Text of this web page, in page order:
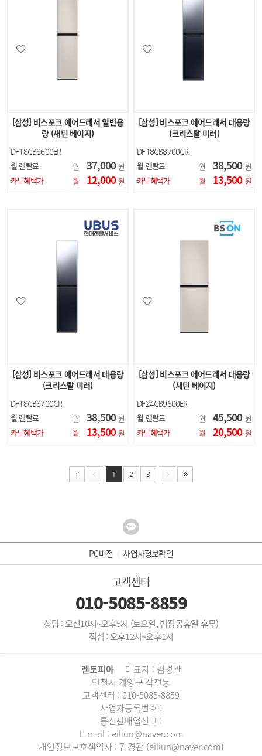
[삼성] 비스포크 에어드레서 일반용
량 (새틴 베이지)
DF18CB8600ER
월 렌탈료 월 37,000 원
카드혜택가
월 12,000 원
[삼성] 비스포크 에어드레서 대용량
(크리스탈 미러)
DF18CB8700CR
월 렌탈료 월 38,500 원
카드혜택가
월 13,500 원
[삼성] 비스포크 에어드레서 대용량
(크리스탈 미러)
DF18CB8700CR
월 렌탈료 월 38,500 원
카드혜택가
월 13,500 원
[삼성] 비스포크 에어드레서 대용량
(새틴 베이지)
DF24CB9600ER
월 렌탈료 월 45,500 원
카드혜택가
월 20,500 원
1 2 3
PC버전 사업자정보확인
고객센터
010-5085-8859
상담 : 오전10시~오후5시 (토요일, 법정공휴일 휴무)
점심 : 오후12시~오후1시
렌토피아
대표자 : 김경관
인천시 계양구 작전동
고객센터 : 010-5085-8859
사업자등록번호 :
통신판매업신고 :
E-mail : eiliun@naver.com
개인정보보호책임자 : 김경관 (eiliun@naver.com)